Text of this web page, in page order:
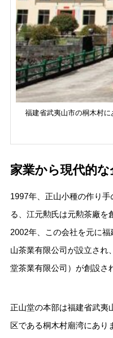
福建省武夷山市の桐木村
家業から現代的
1997年、正山小種の作り
る、江元勲氏は元勲茶廠を
2002年、この会社を元に
山茶業有限公司が設立され
堂茶業有限公司）が創設さ
正山堂の本部は福建省武夷
区である桐木村廟湾にあり